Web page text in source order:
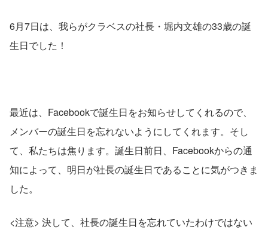
6月7日は、我らがクラベスの社長・堀内文雄の33歳の誕
生日でした！
最近は、Facebookで誕生日をお知らせしてくれるので、
メンバーの誕生日を忘れないようにしてくれます。そし
て、私たちは焦ります。誕生日前日、Facebookからの通
知によって、明日が社長の誕生日であることに気がつきま
した。
<注意> 決して、社長の誕生日を忘れていたわけではない